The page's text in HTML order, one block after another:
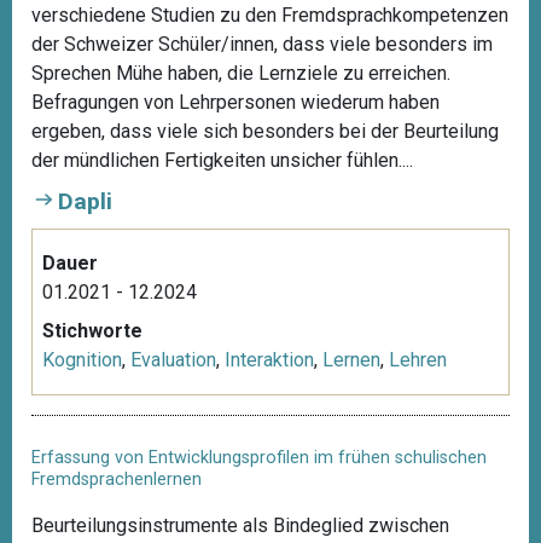
verschiedene Studien zu den Fremdsprachkompetenzen
der Schweizer Schüler/innen, dass viele besonders im
Sprechen Mühe haben, die Lernziele zu erreichen.
Befragungen von Lehrpersonen wiederum haben
ergeben, dass viele sich besonders bei der Beurteilung
der mündlichen Fertigkeiten unsicher fühlen....
Dapli
Dauer
01.2021 - 12.2024
Stichworte
Kognition, Evaluation, Interaktion, Lernen, Lehren
Erfassung von Entwicklungsprofilen im frühen schulischen
Fremdsprachenlernen
Beurteilungsinstrumente als Bindeglied zwischen